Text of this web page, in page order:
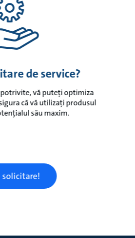
de service?
vă puteți optimiza
că vă utilizați produsul
său maxim.
solicitare!